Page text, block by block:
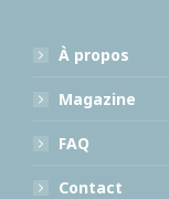
À propos
Magazine
FAQ
Contact